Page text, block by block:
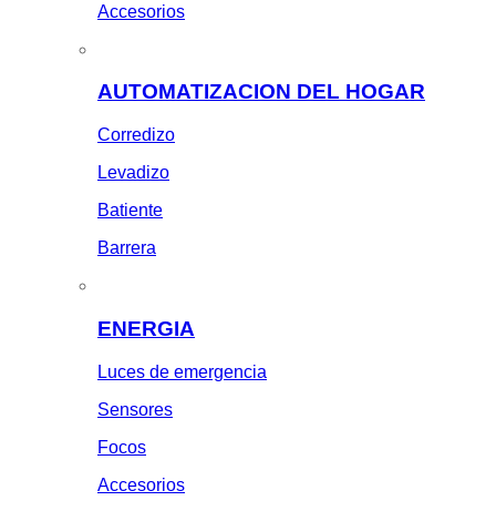
Accesorios
AUTOMATIZACION DEL HOGAR
Corredizo
Levadizo
Batiente
Barrera
ENERGIA
Luces de emergencia
Sensores
Focos
Accesorios